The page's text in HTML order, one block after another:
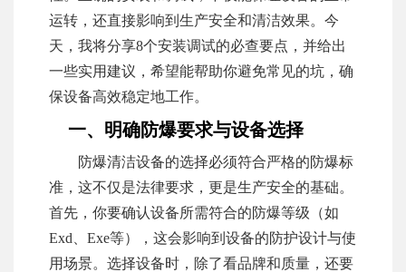
运转，还直接影响到生产安全和清洁效果。今
天，我将分享8个安装调试的必查要点，并给出
一些实用建议，希望能帮助你避免常见的坑，确
保设备高效稳定地工作。
一、明确防爆要求与设备选择
防爆清洁设备的选择必须符合严格的防爆标
准，这不仅是法律要求，更是生产安全的基础。
首先，你要确认设备所需符合的防爆等级（如
Exd、Exe等），这会影响到设备的防护设计与使
用场景。选择设备时，除了看品牌和质量，还要